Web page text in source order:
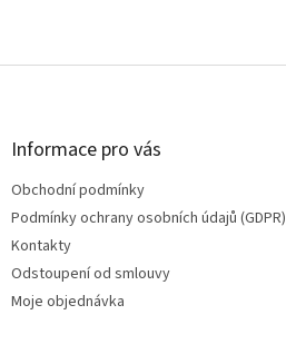
Z
Informace pro vás
Obchodní podmínky
Podmínky ochrany osobních údajů (GDPR)
Kontakty
Odstoupení od smlouvy
Moje objednávka